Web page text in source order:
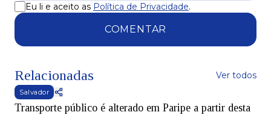
Eu li e aceito as Política de Privacidade.
COMENTAR
Relacionadas Ver todos
Salvador
Transporte público é alterado em Paripe a partir desta